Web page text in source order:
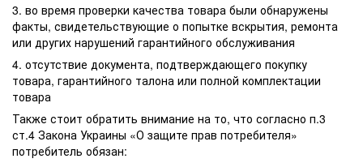
3. во время проверки качества товара были обнаружены
факты, свидетельствующие о попытке вскрытия, ремонта
или других нарушений гарантийного обслуживания
4. отсутствие документа, подтверждающего покупку
товара, гарантийного талона или полной комплектации
товара
Также стоит обратить внимание на то, что согласно п.3
ст.4 Закона Украины «О защите прав потребителя»
потребитель обязан: